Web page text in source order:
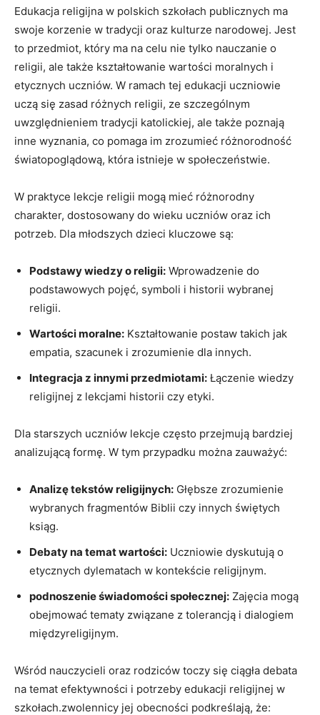
Edukacja religijna w polskich szkołach publicznych ma
swoje korzenie w tradycji oraz kulturze narodowej. Jest
to przedmiot, który ma na celu nie tylko nauczanie o
religii, ale także kształtowanie wartości moralnych i
etycznych uczniów. W ramach tej edukacji uczniowie
uczą się zasad różnych religii, ze szczególnym
uwzględnieniem tradycji katolickiej, ale także poznają
inne wyznania, co pomaga im zrozumieć różnorodność
światopoglądową, która istnieje w społeczeństwie.
W praktyce lekcje religii mogą mieć różnorodny
charakter, dostosowany do wieku uczniów oraz ich
potrzeb. Dla młodszych dzieci kluczowe są:
Podstawy wiedzy o religii: Wprowadzenie do
podstawowych pojęć, symboli i historii wybranej
religii.
Wartości moralne: Kształtowanie postaw takich jak
empatia, szacunek i zrozumienie dla innych.
Integracja z innymi przedmiotami: Łączenie wiedzy
religijnej z lekcjami historii czy etyki.
Dla starszych uczniów lekcje często przejmują bardziej
analizującą formę. W tym przypadku można zauważyć:
Analizę tekstów religijnych: Głębsze zrozumienie
wybranych fragmentów Biblii czy innych świętych
ksiąg.
Debaty na temat wartości: Uczniowie dyskutują o
etycznych dylematach w kontekście religijnym.
podnoszenie świadomości społecznej: Zajęcia mogą
obejmować tematy związane z tolerancją i dialogiem
międzyreligijnym.
Wśród nauczycieli oraz rodziców toczy się ciągła debata
na temat efektywności i potrzeby edukacji religijnej w
szkołach.zwolennicy jej obecności podkreślają, że: